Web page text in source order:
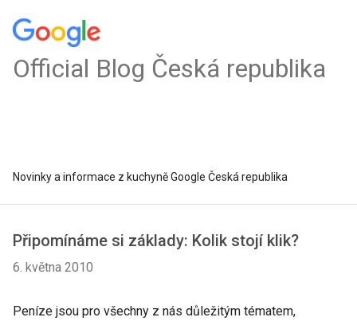
Official Blog Česká republika
Novinky a informace z kuchyně Google Česká republika
Připomínáme si základy: Kolik stojí klik?
6. května 2010
Peníze jsou pro všechny z nás důležitým tématem,